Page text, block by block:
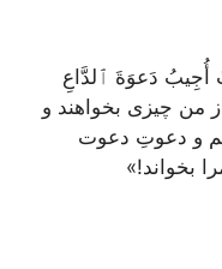
أُجِيبُ دَعوَةَ ٱلدَّاعِ
من چیزی بخواهند و
و دعوتِ دعوت
بخواند!»